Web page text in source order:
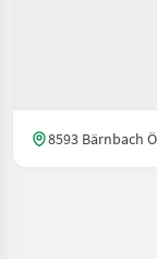
8593 Bärnbach